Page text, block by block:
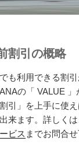
割引の概略
も利用できる割
の「 VALUE 」
引」を上手に使
来ます。詳しくは
ビス までお問合せ